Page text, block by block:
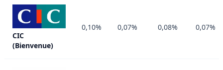
CIC
(Bienvenue)
0,10% 0,07% 0,08% 0,07%